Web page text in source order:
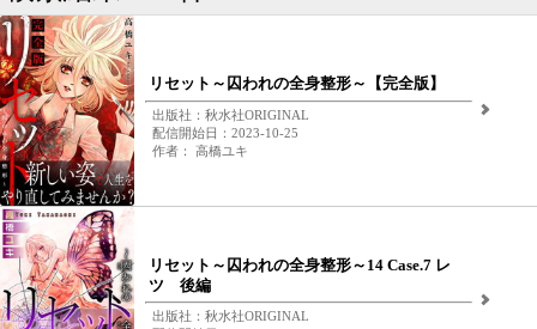
リセット～囚われの全身整形～【完全版】
出版社：秋水社ORIGINAL
配信開始日：2023-10-25
作者： 高橋ユキ
リセット～囚われの全身整形～14 Case.7 レ
ツ 後編
出版社：秋水社ORIGINAL